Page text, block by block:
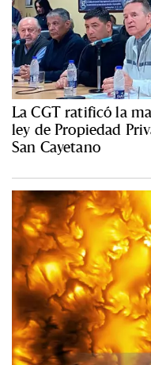
La CGT ratificó la
ley de Propiedad
San Cayetano